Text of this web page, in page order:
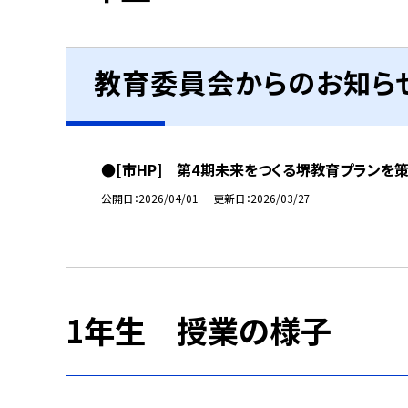
教育委員会からのお知ら
●[市HP] 第4期未来をつくる堺教育プランを策
公開日 2026/04/01 更新日 2026/03/27
1年生 授業の様子